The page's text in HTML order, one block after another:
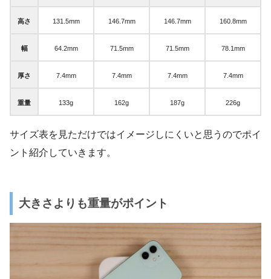
高さ 131.5mm 146.7mm 146.7mm 160.8mm
幅 64.2mm 71.5mm 71.5mm 78.1mm
厚さ 7.4mm 7.4mm 7.4mm 7.4mm
重量 133g 162g 187g 226g
サイズ表を見ただけではイメージしにくいと思うのでポイ
ント紹介していきます。
大きさよりも重量がポイント